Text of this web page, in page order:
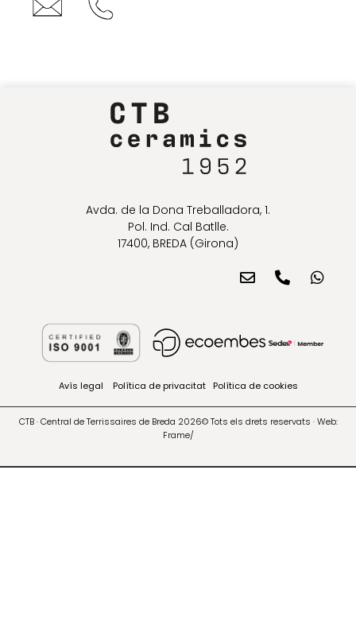
Avda. de la Dona Treballadora, 1.
Pol. Ind. Cal Batlle.
17400, BREDA (Girona)
Avís legal Política de privacitat Política de cookies
CTB · Central de Terrissaires de Breda 2026© Tots els drets reservats · Web:
Frame/